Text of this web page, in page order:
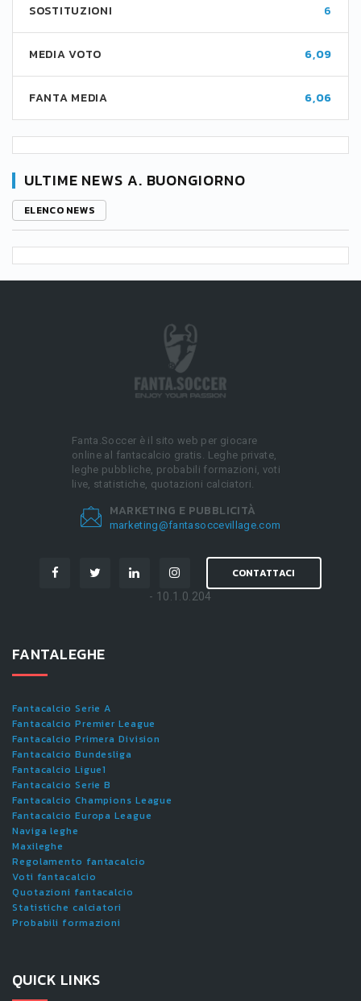
SOSTITUZIONI 6
MEDIA VOTO 6,09
FANTA MEDIA 6,06
ULTIME NEWS A. BUONGIORNO
ELENCO NEWS
Fanta.Soccer è il sito web per giocare
online al fantacalcio gratis. Leghe private,
leghe pubbliche, probabili formazioni, voti
live, statistiche, quotazioni calciatori.
MARKETING E PUBBLICITÀ
marketing@fantasoccevillage.com
CONTATTACI
- 10.1.0.204
FANTALEGHE
Fantacalcio Serie A
Fantacalcio Premier League
Fantacalcio Primera Division
Fantacalcio Bundesliga
Fantacalcio Ligue1
Fantacalcio Serie B
Fantacalcio Champions League
Fantacalcio Europa League
Naviga leghe
Maxileghe
Regolamento fantacalcio
Voti fantacalcio
Quotazioni fantacalcio
Statistiche calciatori
Probabili formazioni
QUICK LINKS